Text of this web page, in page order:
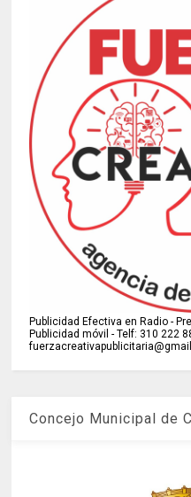
Publicidad Efectiva en Radio -
Publicidad móvil - Telf: 310 222
Concejo Municipal de